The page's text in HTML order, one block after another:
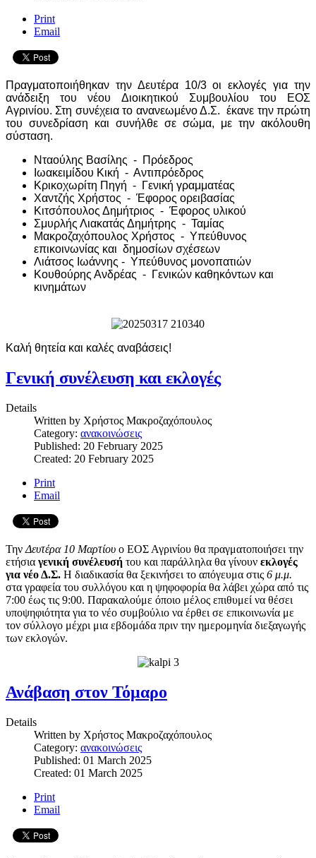
Print
Email
Πραγματοποιήθηκαν την Δευτέρα 10/3 οι εκλογές για την
ανάδειξη του νέου Διοικητικού Συμβουλίου του ΕΟΣ
Αγρινίου. Στη συνέχεια το ανανεωμένο Δ.Σ. έκανε την πρώτη
του συνεδρίαση και συνήλθε σε σώμα, με την ακόλουθη
σύσταση.
Νταούλης Βασίλης - Πρόεδρος
Ιωακειμίδου Κική - Αντιπρόεδρος
Κρικοχωρίτη Πηγή - Γενική γραμματέας
Χαντζής Χρήστος - Έφορος ορειβασίας
Κιτσόπουλος Δημήτριος - Έφορος υλικού
Σμυρλής Λιακατάς Δημήτρης - Ταμίας
Μακροζαχόπουλος Χρήστος - Υπεύθυνος
επικοινωνίας και δημοσίων σχέσεων
Λιάτσος Ιωάννης - Υπεύθυνος μονοπατιών
Κουθούρης Ανδρέας - Γενικών καθηκόντων και
κινημάτων
Καλή θητεία και καλές αναβάσεις!
Γενική συνέλευση και εκλογές
Details
Written by Χρήστος Μακροζαχόπουλος
Category: ανακοινώσεις
Published: 20 February 2025
Created: 20 February 2025
Print
Email
Την Δευτέρα 10 Μαρτίου ο ΕΟΣ Αγρινίου θα πραγματοποιήσει την
ετήσια γενική συνέλευσή του και παράλληλα θα γίνουν εκλογές
για νέο Δ.Σ. Η διαδικασία θα ξεκινήσει το απόγευμα στις 6 μ.μ.
στα γραφεία του συλλόγου και η ψηφοφορία θα λάβει χώρα από τις
7:00 έως τις 9:00. Παρακαλούμε όποιο μέλος επιθυμεί να θέσει
υποψηφιότητα για το νέο συμβούλιο να έρθει σε επικοινωνία με
τον σύλλογο μέχρι μια εβδομάδα πριν την ημερομηνία διεξαγωγής
των εκλογών.
Ανάβαση στον Τόμαρο
Details
Written by Χρήστος Μακροζαχόπουλος
Category: ανακοινώσεις
Published: 01 March 2025
Created: 01 March 2025
Print
Email